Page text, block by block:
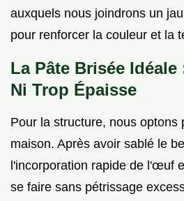
auxquels nous joindrons un
pour renforcer la couleur et la
La Pâte Brisée
Ni Trop Épaisse
Pour la structure, nous optons
maison. Après avoir sablé le
l'incorporation rapide de l'œuf
se faire sans pétrissage